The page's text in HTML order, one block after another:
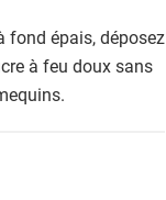
fond épais, déposez
à feu doux sans